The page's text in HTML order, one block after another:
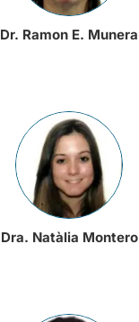
Dr. Ramon E. Munera
Dra. Natàlia Montero